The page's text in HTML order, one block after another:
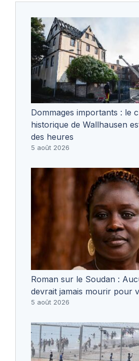
Dommages importants : le
historique de Wallhausen
des heures
5 août 2026
Roman sur le Soudan :
devrait jamais mourir pour
5 août 2026